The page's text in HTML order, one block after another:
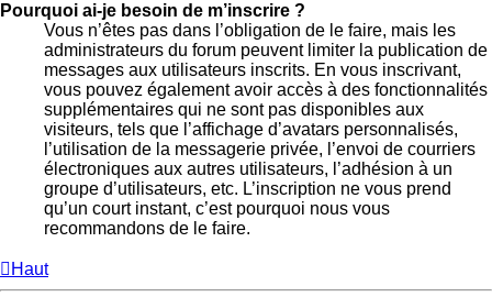
Pourquoi ai-je besoin de m’inscrire ?
Vous n’êtes pas dans l’obligation de le faire, mais les
administrateurs du forum peuvent limiter la publication de
messages aux utilisateurs inscrits. En vous inscrivant,
vous pouvez également avoir accès à des fonctionnalités
supplémentaires qui ne sont pas disponibles aux
visiteurs, tels que l’affichage d’avatars personnalisés,
l’utilisation de la messagerie privée, l’envoi de courriers
électroniques aux autres utilisateurs, l’adhésion à un
groupe d’utilisateurs, etc. L’inscription ne vous prend
qu’un court instant, c’est pourquoi nous vous
recommandons de le faire.
Haut